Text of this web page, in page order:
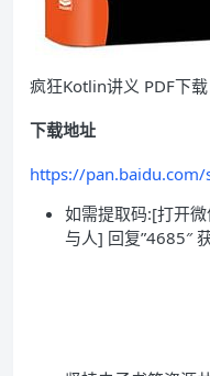
疯狂Kotlin讲义 PDF下载
下载地址
https://pan.baidu.com/
如需提取码:[打开
与人] 回复”4685″